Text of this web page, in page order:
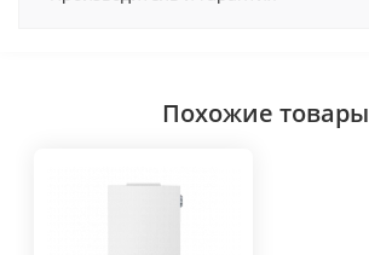
Похожие товары